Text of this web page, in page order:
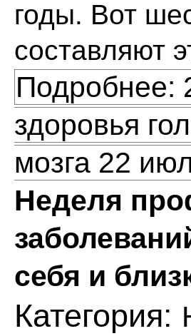
годы. Вот
составляют
Подробнее:
здоровья
мозга 22
Неделя
себя и
Категория: